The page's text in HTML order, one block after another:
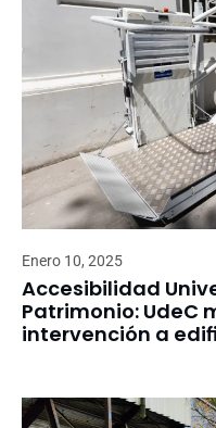
Enero 10, 2025
Accesibilidad
Patrimonio: UdeC
intervención a